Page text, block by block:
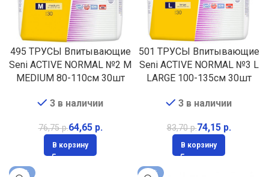
495 ТРУСЫ Впитывающие
Seni ACTIVE NORMAL №2 M
MEDIUM 80-110см 30шт
3 в наличии
76,75р.64,65 р.
В корзину
501 ТРУСЫ Впитывающие
Seni ACTIVE NORMAL №3 L
LARGE 100-135см 30шт
3 в наличии
83,70р.74,15 р.
В корзину
-14% -14%